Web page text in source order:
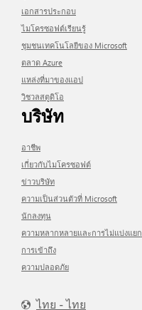
เอกสารประกอบ
ไมโครซอฟต์เรียนรู้
ชุมชนเทคโนโลยีของ Microsoft
ตลาด Azure
แหล่งที่มาของแอป
วิชวลสตูดิโอ
บริษัท
อาชีพ
เกี่ยวกับไมโครซอฟต์
ข่าวบริษัท
ความเป็นส่วนตัวที่ Microsoft
นักลงทุน
ความหลากหลายและการไม่แบ่งแยก
การเข้าถึง
ความปลอดภัย
ไทย - ไทย